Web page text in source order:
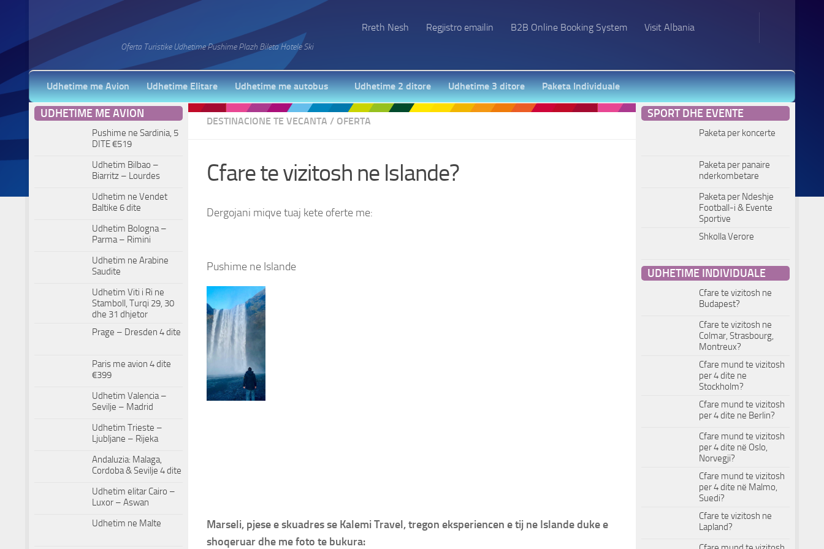
Rreth Nesh Regjistro emailin B2B Online Booking System Visit Albania
Oferta Turistike Udhetime Pushime Plazh Bileta Hotele Ski
Udhetime me Avion Udhetime Elitare Udhetime me autobus Udhetime 2 ditore Udhetime 3 ditore Paketa Individuale
DESTINACIONE TE VECANTA / OFERTA
Cfare te vizitosh ne Islande?
Dergojani miqve tuaj kete oferte me:
Pushime ne Islande
Marseli, pjese e skuadres se Kalemi Travel, tregon eksperiencen e tij ne Islande duke e
UDHETIME ME AVION
Pushime ne Sardinia, 5
DITE €519
Udhetim Bilbao –
Biarritz – Lourdes
Udhetim ne Vendet
Baltike 6 dite
Udhetim Bologna –
Parma – Rimini
Udhetim ne Arabine
Saudite
Udhetim Viti i Ri ne
Stamboll, Turqi 29, 30
dhe 31 dhjetor
Prage – Dresden 4 dite
Paris me avion 4 dite
€399
Udhetim Valencia –
Sevilje – Madrid
Udhetim Trieste –
Ljubljane – Rijeka
Andaluzia: Malaga,
Cordoba & Sevilje 4 dite
Udhetim elitar Cairo –
Luxor – Aswan
Udhetim ne Malte
SPORT DHE EVENTE
Paketa per koncerte
Paketa per panaire
nderkombetare
Paketa per Ndeshje
Football-i & Evente
Sportive
Shkolla Verore
UDHETIME INDIVIDUALE
Cfare te vizitosh ne
Budapest?
Cfare te vizitosh ne
Colmar, Strasbourg,
Montreux?
Cfare mund te vizitosh
per 4 dite ne
Stockholm?
Cfare mund te vizitosh
per 4 dite ne Berlin?
Cfare mund te vizitosh
per 4 dite në Oslo,
Norvegji?
Cfare mund te vizitosh
per 4 dite në Malmo,
Suedi?
Cfare te vizitosh ne
Lapland?